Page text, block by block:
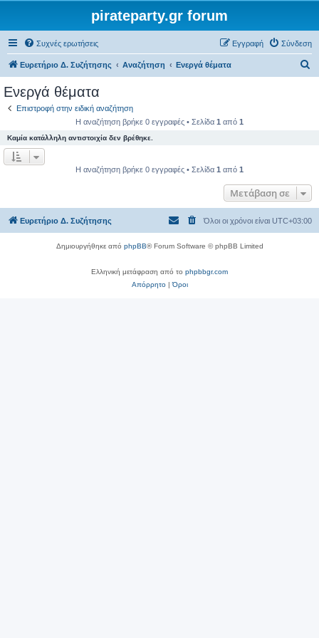
pirateparty.gr forum
Συχνές ερωτήσεις Σύνδεση
Εγγραφή
Ευρετήριο Δ. Συζήτησης Αναζήτηση Ενεργά θέματα
η
Ενεργά θέματα
Επιστροφή στην ειδική αναζήτηση
Η αναζήτηση βρήκε 0 εγγραφές • Σελίδα 1 από 1
Καμία κατάλληλη αντιστοιχία δεν βρέθηκε.
Η αναζήτηση βρήκε 0 εγγραφές • Σελίδα 1 από 1
Μετάβαση σε
Ευρετήριο Δ. Συζήτησης Όλοι οι χρόνοι είναι UTC+03:00
Δημιουργήθηκε από phpBB® Forum Software © phpBB Limited
Ελληνική μετάφραση από το phpbbgr.com
Απόρρητο|Όροι